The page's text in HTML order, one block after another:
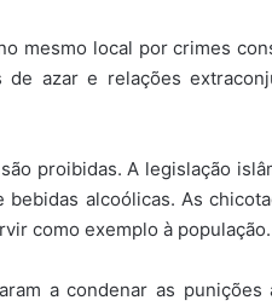
mesmo local por crimes
azar e relações
proibidas. A legislação
alcoólicas. As
como exemplo à população.
a condenar as punições